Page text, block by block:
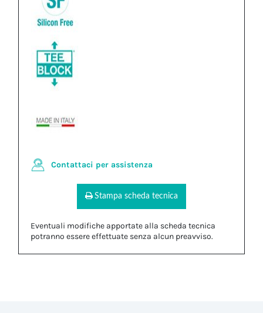
Contattaci per assistenza
Stampa scheda tecnica
Eventuali modifiche apportate alla scheda tecnica
potranno essere effettuate senza alcun preavviso.